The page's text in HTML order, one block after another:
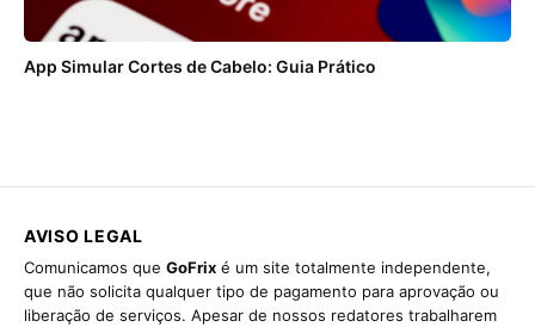
App Simular Cortes de Cabelo: Guia Prático
AVISO LEGAL
Comunicamos que GoFrix é um site totalmente independente,
que não solicita qualquer tipo de pagamento para aprovação ou
liberação de serviços. Apesar de nossos redatores trabalharem